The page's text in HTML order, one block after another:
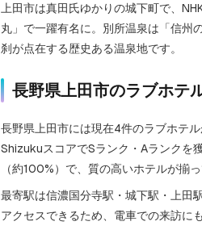
上田市は真田氏ゆかりの城下町で、
丸」で一躍有名に。別所温泉は「信州
刹が点在する歴史ある温泉地です。
長野県上田市のラブホテ
長野県上田市には現在4件のラブホテル
ShizukuスコアでSランク・Aランクを
（約100%）で、質の高いホテルが揃っ
最寄駅は信濃国分寺駅・城下駅・上田
アクセスできるため、電車での来訪に